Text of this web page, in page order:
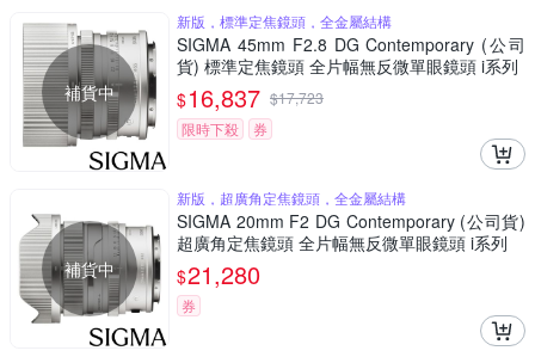
補貨中
新版，標準定焦鏡頭，全金屬結構
SIGMA 45mm F2.8 DG Contemporary (公司
貨) 標準定焦鏡頭 全片幅無反微單眼鏡頭 i系列
$16,837 $17,723
限時下殺
券
補貨中
新版，超廣角定焦鏡頭，全金屬結構
SIGMA 20mm F2 DG Contemporary (公司貨)
超廣角定焦鏡頭 全片幅無反微單眼鏡頭 i系列
$21,280
券